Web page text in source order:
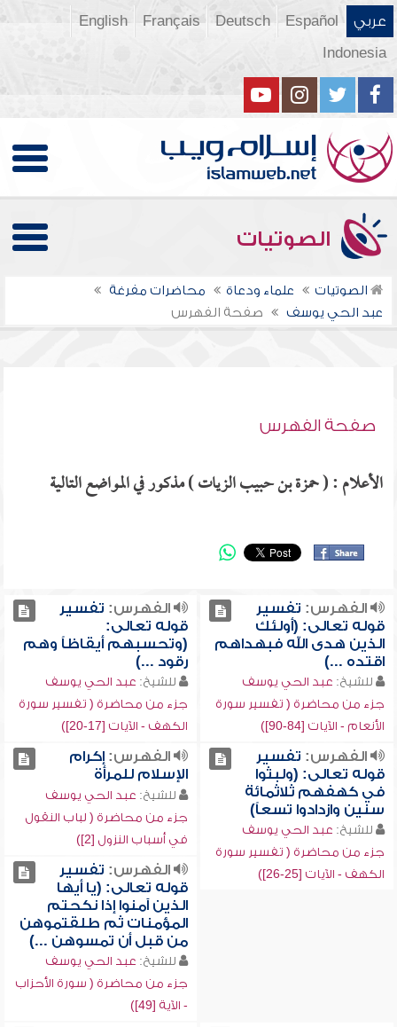
عربي Español
Deutsch
Français
English
Indonesia
الصوتيات
الصوتيات علماء ودعاة
محاضرات مفرغة
عبد الحي يوسف
صفحة الفهرس
صفحة الفهرس
الأعلام : ( حمزة بن حبيب الزيات ) مذكور في المواضع التالية
الفهرس: تفسير
قوله تعالى: (أولئك
الذين هدى الله فبهداهم
اقتده ...)
للشيخ: عبد الحي يوسف
جزء من محاضرة ( تفسير سورة
الأنعام - الآيات [84-90])
الفهرس: تفسير
قوله تعالى:
(وتحسبهم أيقاظاً وهم
رقود ...)
للشيخ: عبد الحي يوسف
جزء من محاضرة ( تفسير سورة
الكهف - الآيات [17-20])
الفهرس: تفسير
قوله تعالى: (ولبثوا
في كهفهم ثلاثمائة
سنين وازدادوا تسعاً)
للشيخ: عبد الحي يوسف
جزء من محاضرة ( تفسير سورة
الكهف - الآيات [25-26])
الفهرس:إكرام
الإسلام للمرأة
للشيخ: عبد الحي يوسف
جزء من محاضرة ( لباب النقول
في أسباب النزول [2])
الفهرس: تفسير
قوله تعالى: (يا أيها
الذين آمنوا إذا نكحتم
المؤمنات ثم طلقتموهن
من قبل أن تمسوهن ...)
للشيخ: عبد الحي يوسف
جزء من محاضرة ( سورة الأحزاب
- الآية [49])